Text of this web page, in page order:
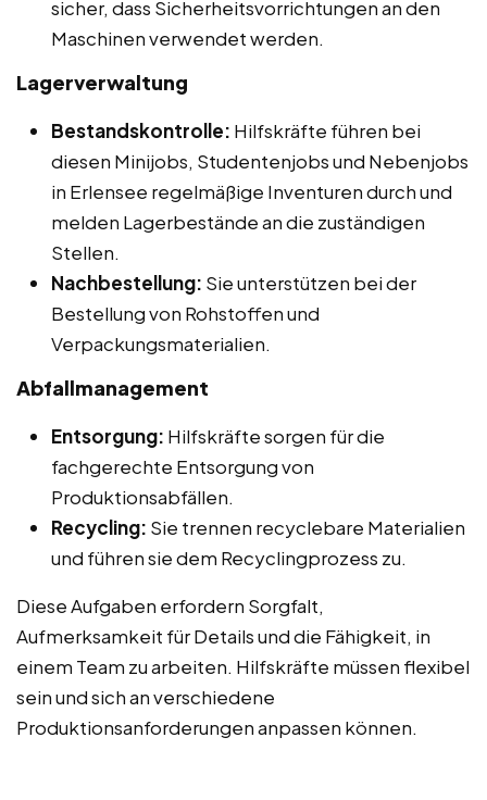
sicher, dass Sicherheitsvorrichtungen an den
Maschinen verwendet werden.
Lagerverwaltung
Bestandskontrolle: Hilfskräfte führen bei
diesen Minijobs, Studentenjobs und Nebenjobs
in Erlensee regelmäßige Inventuren durch und
melden Lagerbestände an die zuständigen
Stellen.
Nachbestellung: Sie unterstützen bei der
Bestellung von Rohstoffen und
Verpackungsmaterialien.
Abfallmanagement
Entsorgung: Hilfskräfte sorgen für die
fachgerechte Entsorgung von
Produktionsabfällen.
Recycling: Sie trennen recyclebare Materialien
und führen sie dem Recyclingprozess zu.
Diese Aufgaben erfordern Sorgfalt,
Aufmerksamkeit für Details und die Fähigkeit, in
einem Team zu arbeiten. Hilfskräfte müssen flexibel
sein und sich an verschiedene
Produktionsanforderungen anpassen können.